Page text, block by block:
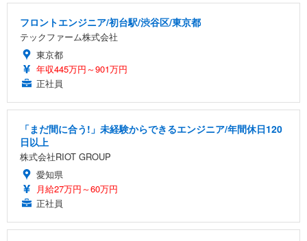
フロントエンジニア/初台駅/渋谷区/東京都
テックファーム株式会社
東京都
年収445万円～901万円
正社員
「まだ間に合う!」未経験からできるエンジニア/年間休日120
日以上
株式会社RIOT GROUP
愛知県
月給27万円～60万円
正社員